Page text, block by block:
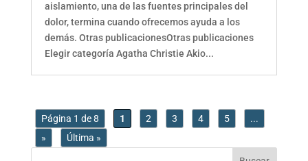
aislamiento, una de las fuentes principales del
dolor, termina cuando ofrecemos ayuda a los
demás. Otras publicacionesOtras publicaciones
Elegir categoría Agatha Christie Akio...
Página 1 de 8 1 2 3 4 5
...
»
Última »